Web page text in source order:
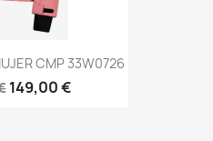
CMP 33W0726
149,00 €